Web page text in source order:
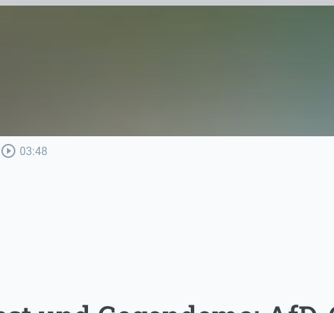
play_circle_outline 03:48